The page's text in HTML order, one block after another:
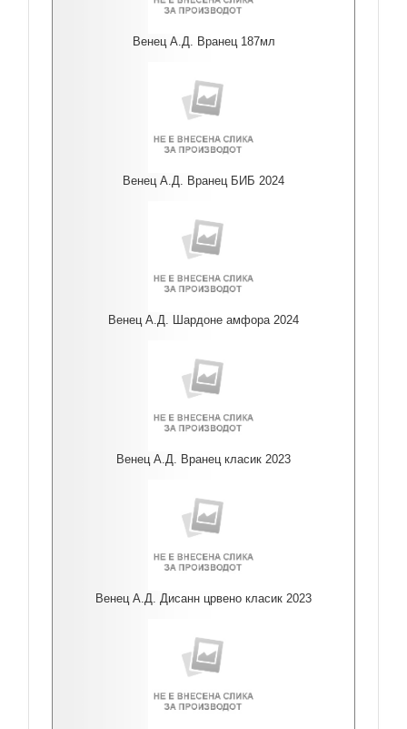
Венец А.Д. Вранец 187мл
Венец А.Д. Вранец БИБ 2024
Венец А.Д. Шардоне амфора 2024
Венец А.Д. Вранец класик 2023
Венец А.Д. Дисанн црвено класик 2023